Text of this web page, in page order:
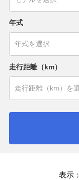
年式
走行距離（km）
表示：